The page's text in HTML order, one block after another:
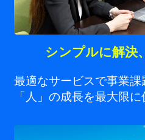
シンプルに解決
最適なサービスで事業課
「人」の成長を最大限に